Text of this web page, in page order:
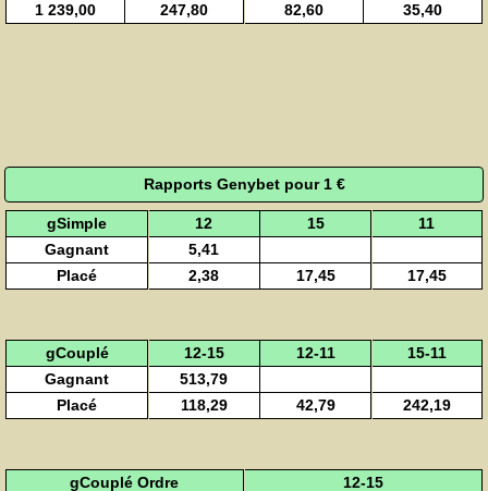
1 239,00
247,80 82,60 35,40
Rapports Genybet pour 1 €
gSimple 12 15
11
Gagnant
5,41
Placé
2,38 17,45 17,45
gCouplé 12-15 12-11
15-11
Gagnant
513,79
Placé
118,29 42,79 242,19
gCouplé Ordre 12-15